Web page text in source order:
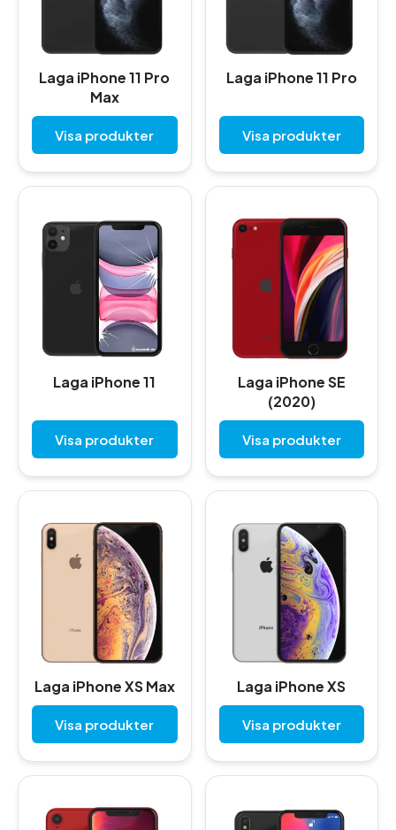
Laga iPhone 11 Pro
Max
Visa produkter
Laga iPhone 11 Pro
Visa produkter
Laga iPhone 11
Visa produkter
Laga iPhone SE
(2020)
Visa produkter
Laga iPhone XS Max
Visa produkter
Laga iPhone XS
Visa produkter